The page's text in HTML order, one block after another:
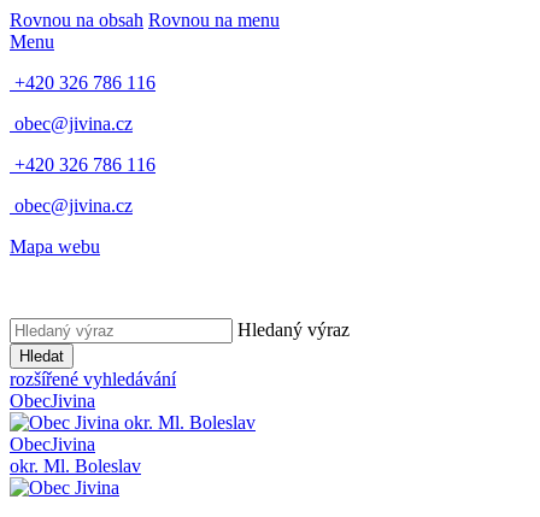
Rovnou na obsah Rovnou na menu
Menu
+420 326 786 116
obec@jivina.cz
+420 326 786 116
obec@jivina.cz
Mapa webu
Hledaný výraz
Hledat
rozšířené vyhledávání
ObecJivina
okr. Ml. Boleslav
ObecJivina
okr. Ml. Boleslav